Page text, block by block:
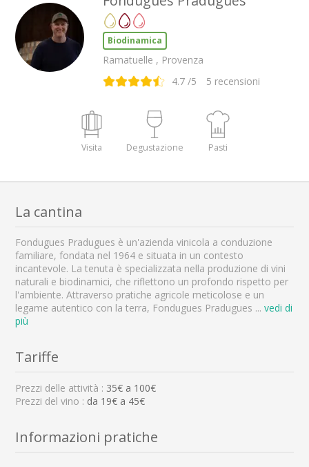
Biodinamica
Ramatuelle , Provenza
4.7 /5 5 recensioni
Visita Degustazione Pasti
La cantina
Fondugues Pradugues è un'azienda vinicola a conduzione
familiare, fondata nel 1964 e situata in un contesto
incantevole. La tenuta è specializzata nella produzione di vini
naturali e biodinamici, che riflettono un profondo rispetto per
l'ambiente. Attraverso pratiche agricole meticolose e un
legame autentico con la terra, Fondugues Pradugues ... vedi di
più
Tariffe
Prezzi delle attività : 35€ a 100€
Prezzi del vino : da 19€ a 45€
Informazioni pratiche